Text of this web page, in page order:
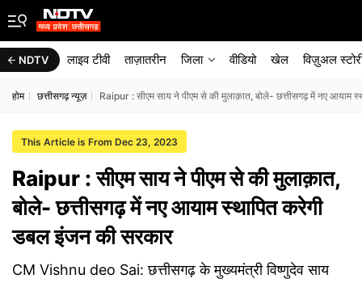
NDTV लाइव टीवी ताज़ातरीन जिला वीडियो खेल विज़ुअल
होम छत्तीसगढ़ न्यूज़ Raipur : सीएम साय ने पीएम से की मुलाक़ात, बोले- छत्तीसगढ़ में नए आयाम
This Article is From Dec 23, 2023
Raipur : सीएम साय ने पीएम से की मुलाक़ात,
बोले- छत्तीसगढ़ में नए आयाम स्थापित करेगी
डबल इंजन की सरकार
CM Vishnu deo Sai: छत्तीसगढ़ के मुख्यमंत्री विष्णुदेव साय